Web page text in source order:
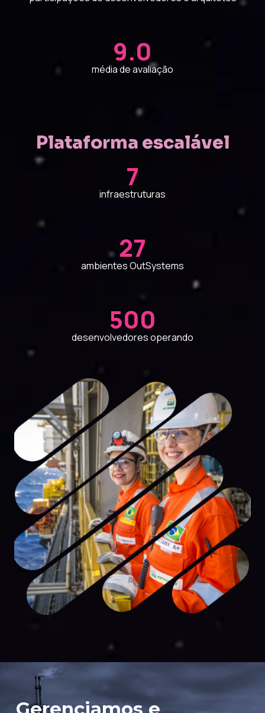
9.0
média de avaliação
Plataforma escalável
7
infraestruturas
27
ambientes OutSystems
500
desenvolvedores operando